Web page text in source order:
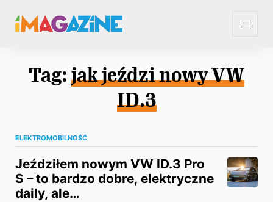
Tag: jak jeździ nowy VW
ID.3
ELEKTROMOBILNOŚĆ
Jeździłem nowym VW ID.3 Pro
S – to bardzo dobre, elektryczne
daily, ale…